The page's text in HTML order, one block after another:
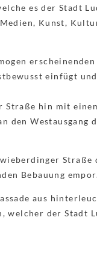
es der Stadt
Kunst,
einfügt und
hin mit
Westausgang
Straße
Bebauung
aus
welcher der Stadt